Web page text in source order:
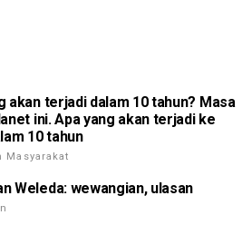
akan terjadi dalam 10 tahun? Masa
ini. Apa yang akan terjadi ke
10 tahun
Masyarakat
Weleda: wewangian, ulasan